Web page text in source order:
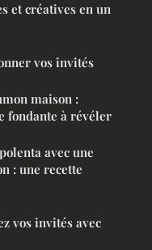
et créatives en un
vos invités
maison :
fondante à révéler
avec une
: une recette
vos invités avec